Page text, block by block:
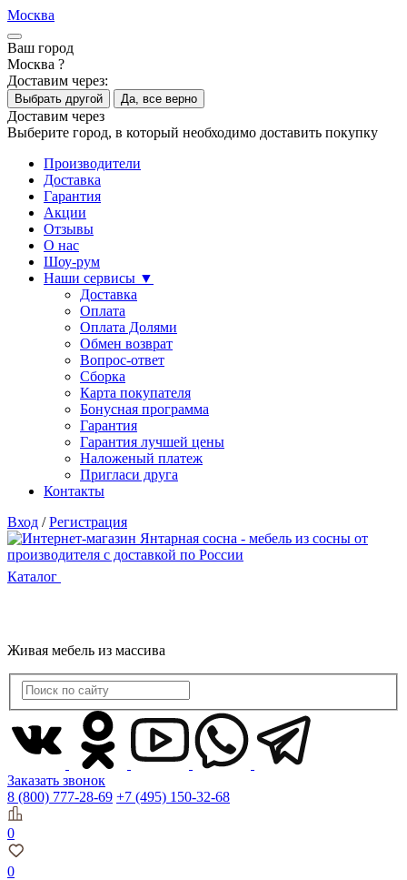
Москва
Ваш город
Москва ?
Доставим через:
Выбрать другой Да, все верно
Доставим через
Выберите город, в который необходимо доставить покупку
Производители
Доставка
Гарантия
Акции
Отзывы
О нас
Шоу-рум
Наши сервисы ▼
Доставка
Оплата
Оплата Долями
Обмен возврат
Вопрос-ответ
Сборка
Карта покупателя
Бонусная программа
Гарантия
Гарантия лучшей цены
Наложеный платеж
Пригласи друга
Контакты
Вход / Регистрация
Каталог
Живая мебель из массива
Заказать звонок
8 (800) 777-28-69 +7 (495) 150-32-68
0
0